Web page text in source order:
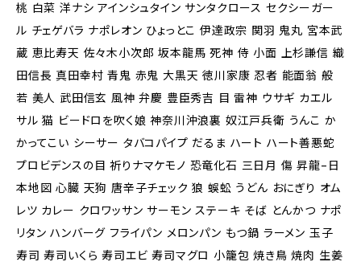
桃 白菜 洋ナシ アインシュタイン サンタクロース セクシーガー
ル チェゲバラ ナポレオン ひょっとこ 伊達政宗 関羽 鬼丸 宮本武
蔵 恵比寿天 佐々木小次郎 坂本龍馬 死神 侍 小面 上杉謙信 織
田信長 真田幸村 青鬼 赤鬼 大黒天 徳川家康 忍者 能面翁 般
若 美人 武田信玄 風神 弁慶 豊臣秀吉 目 雷神 ウサギ カエル
サル 猫 ビードロを吹く娘 神奈川沖浪裏 奴江戸兵衛 うんこ か
かってこい シーサー タバコパイプ だるま ハート ハート善悪蛇
プロビデンスの目 祈りナマケモノ 恐竜化石 三日月 傷 昇龍−日
本地図 心臓 天狗 唐辛子チェック 狼 蜈蚣 うどん おにぎり オム
レツ カレー クロワッサン サーモン ステーキ そば とんかつ ナポ
リタン ハンバーグ フライパン メロンパン もつ鍋 ラーメン 玉子
寿司 寿司いくら 寿司エビ 寿司マグロ 小籠包 焼き鳥 焼肉 生姜